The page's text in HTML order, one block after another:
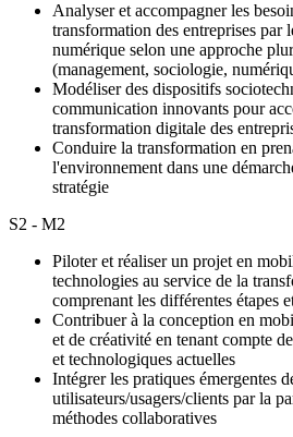
Analyser et accompagner les
transformation des entreprises par
numérique selon une approche
(management, sociologie,
Modéliser des dispositifs
communication innovants pour
transformation digitale des
Conduire la transformation en
l'environnement dans une
stratégie
S2 - M2
Piloter et réaliser un projet en
technologies au service de la
comprenant les différentes étapes
Contribuer à la conception en
et de créativité en tenant compte
et technologiques actuelles
Intégrer les pratiques émergentes
utilisateurs/usagers/clients par la
méthodes collaboratives